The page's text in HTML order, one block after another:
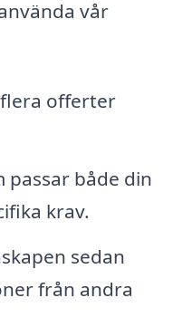
vår
offerter
passar både din
krav.
sedan
från andra